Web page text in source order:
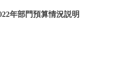
年部門預算情況説明